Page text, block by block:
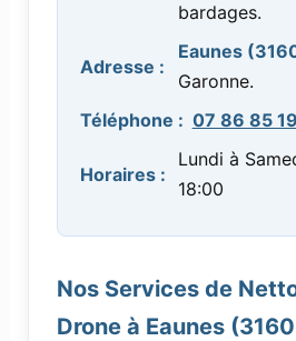
bardages.
Adresse :
Eaunes
Garonne.
Téléphone : 07 86 85
Horaires :
Lundi à
18:00
Nos Services de
Drone à Eaunes